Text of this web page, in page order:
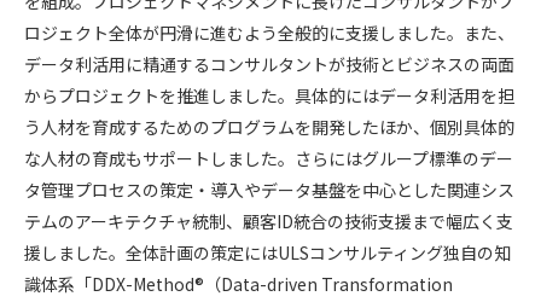
ロジェクト全体が円滑に進むよう全般的に支援しました。また、
データ利活用に精通するコンサルタントが技術とビジネスの両面
からプロジェクトを推進しました。具体的にはデータ利活用を担
う人材を育成するためのプログラムを開発したほか、個別具体的
な人材の育成もサポートしました。さらにはグループ標準のデー
タ管理プロセスの策定・導入やデータ基盤を中心とした関連シス
テムのアーキテクチャ統制、顧客ID統合の技術支援まで幅広く支
援しました。全体計画の策定にはULSコンサルティング独自の知
識体系「DDX-Method®（Data-driven Transformation